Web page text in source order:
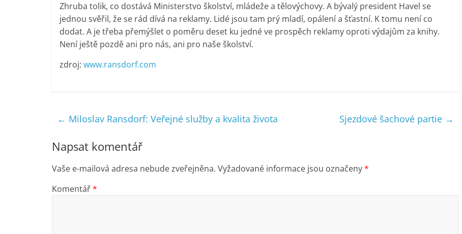
Zhruba tolik, co dostává Ministerstvo školství, mládeže a tělovýchovy. A bývalý president Havel se
jednou svěřil, že se rád dívá na reklamy. Lidé jsou tam prý mladí, opálení a šťastní. K tomu není co
dodat. A je třeba přemýšlet o poměru deset ku jedné ve prospěch reklamy oproti výdajům za knihy.
Není ještě pozdě ani pro nás, ani pro naše školství.
zdroj: www.ransdorf.com
← Miloslav Ransdorf: Veřejné služby a kvalita života Sjezdové šachové partie →
Napsat komentář
Vaše e-mailová adresa nebude zveřejněna. Vyžadované informace jsou označeny*
Komentář*